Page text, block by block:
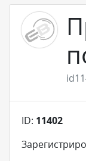
Добавить
ID: 11402